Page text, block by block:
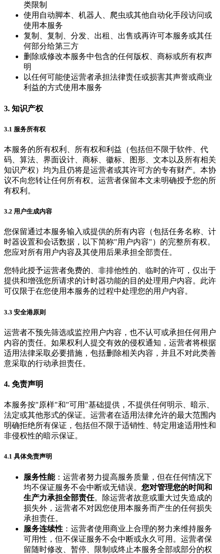
类限制
使用自动脚本、机器人、爬虫或其他自动化手段访问或
使用本服务
复制、复制、分发、出租、出售或再许可本服务或其任
何部分给第三方
删除或修改本服务中包含的任何版权、商标或所有权声
明
以任何可能使运营者承担法律责任或损害其声誉或商业
利益的方式使用本服务
3. 知识产权
3.1 服务所有权
本服务的所有权利、所有权和利益（包括但不限于软件、代
码、算法、界面设计、商标、徽标、图形、文本以及所有相关
知识产权）均为且仍将是运营者或其许可方的专有财产。本协
议不向您转让任何所有权。运营者保留本文未明确授予您的所
有权利。
3.2 用户生成内容
您保留通过本服务输入或提供的所有内容（包括任务名称、计
时器设置和会话数据，以下简称"用户内容"）的完整所有权。
您应对所有用户内容及其使用后果承担全部责任。
您特此授予运营者免费的、非排他性的、临时的许可，仅出于
提供和增强您所请求的计时器功能的目的处理用户内容。此许
可仅限于在您使用本服务的过程中处理您的用户内容。
3.3 安全港原则
运营者不预先筛选或监控用户内容，也不认可或承担任何用户
内容的责任。如果权利人提交有效的侵权通知，运营者将根据
适用法律采取必要措施，包括删除相关内容，并且不对此类善
意采取的行动承担责任。
4. 免责声明
本服务按"原样"和"可用"基础提供，不提供任何明示、暗示、
法定或其他形式的保证。运营者在适用法律允许的最大范围内
明确拒绝所有保证，包括但不限于适销性、特定用途适用性和
非侵权性的暗示保证。
4.1 具体免责声明
服务性能：运营者努力提高服务质量，但在任何情况下
均不保证服务不会中断或无错误。 您对管理您的时间和
生产力承担全部责任。除运营者故意或重大过失造成的
损失外，运营者不对因您使用本服务而产生的任何损失
承担责任。
服务连续性 ：运营者使用商业上合理的努力来维持服务
可用性，但不保证服务不会中断或永久可用。运营者保
留随时修改、暂停、限制或终止本服务全部或部分的权